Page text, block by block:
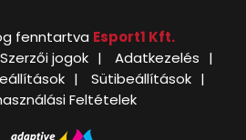
fenntartva Esport1 Kft.
Szerzői jogok
Adatkezelés
Sütibeállítások
Feltételek